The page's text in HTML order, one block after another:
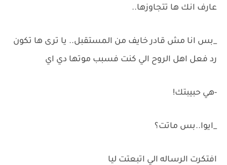
عارف انك ها تتجاوزها..
_بس انا مش قادر خايف من المستقبل.. يا ترى ها تكون
رد فعل اهل الروح الي كنت فسبب موتها دي اي
-هي حبيبتك!
_ايوا..بس ماتت؟
افتكرت الرساله الي اتبعتت ليا